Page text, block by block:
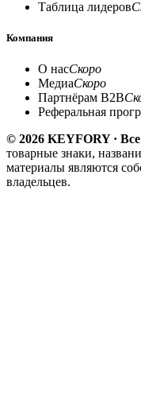
Таблица лидеров
Компания
О насСкоро
МедиаСкоро
Партнёрам B2B
Реферальная
© 2026 KEYFORY ·
товарные знаки,
материалы являются
владельцев.